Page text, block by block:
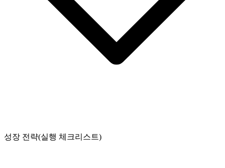
성장 전략(실행 체크리스트)